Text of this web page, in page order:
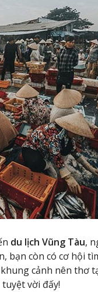
du lịch Vũng Tàu,
bạn còn có cơ hội
cảnh nên thơ
vời đấy!